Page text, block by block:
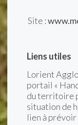
Site :
Liens utiles
Lorient
portail «
du territoire
situation de
lien à